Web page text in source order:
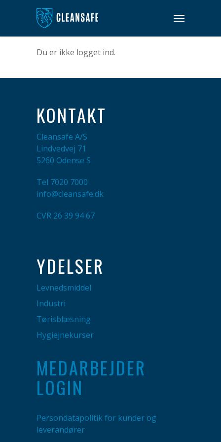
Du er ikke logget ind.
KONTAKT
Cleansafe A/S
Lindvedvej 71
5260 Odense S
Tel 7020 7000
info@cleansafe.dk
CVR 26 39 94 67
YDELSER
Levnedsmiddel
Industri
Tørisblæsning
Hygiejnekurser
MEDARBEJDER
LOGIN
Persondatapolitik for kunder og
leverandører